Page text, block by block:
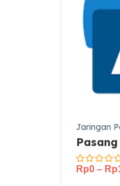
Jaringan
Rp0 – Rp